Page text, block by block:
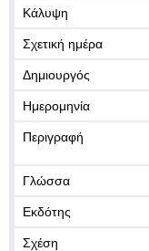
Κάλυψη
Σχετική ημέρα
Δημιουργός
Ημερομηνία
Περιγραφή
Γλώσσα
Εκδότης
Σχέση